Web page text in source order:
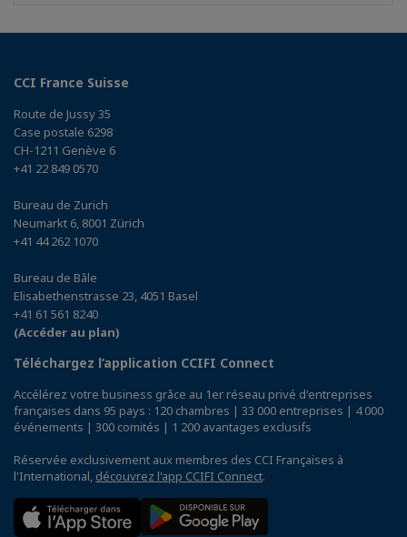
CCI France Suisse
Route de Jussy 35
Case postale 6298
CH-1211 Genève 6
+41 22 849 0570
Bureau de Zurich
Neumarkt 6, 8001 Zürich
+41 44 262 1070
Bureau de Bâle
Elisabethenstrasse 23, 4051 Basel
+41 61 561 8240
(Accéder au plan)
Téléchargez l’application CCIFI Connect
Accélérez votre business grâce au 1er réseau privé d'entreprises
françaises dans 95 pays : 120 chambres | 33 000 entreprises | 4 000
événements | 300 comités | 1 200 avantages exclusifs
Réservée exclusivement aux membres des CCI Françaises à
l'International, découvrez l'app CCIFI Connect.